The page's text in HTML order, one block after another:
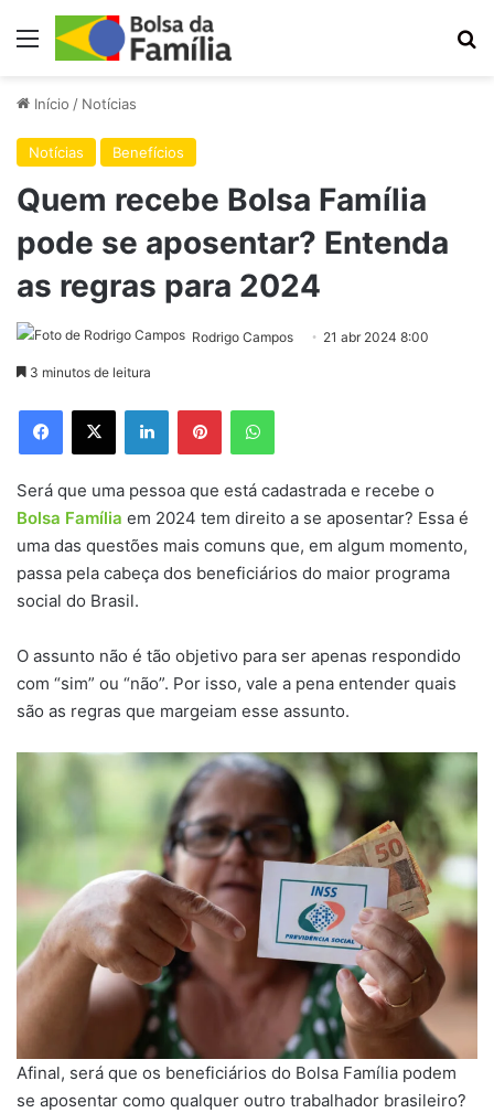
Menu
Início / Notícias
Notícias Benefícios
Quem recebe Bolsa Família
pode se aposentar? Entenda
as regras para 2024
Rodrigo Campos 21 abr 2024 8:00
3 minutos de leitura
Facebook
X LinkedinPinterestWhatsApp
Será que uma pessoa que está cadastrada e recebe o
Bolsa Família em 2024 tem direito a se aposentar? Essa é
uma das questões mais comuns que, em algum momento,
passa pela cabeça dos beneficiários do maior programa
social do Brasil.
O assunto não é tão objetivo para ser apenas respondido
com “sim” ou “não”. Por isso, vale a pena entender quais
são as regras que margeiam esse assunto.
Afinal, será que os beneficiários do Bolsa Família podem
se aposentar como qualquer outro trabalhador brasileiro?